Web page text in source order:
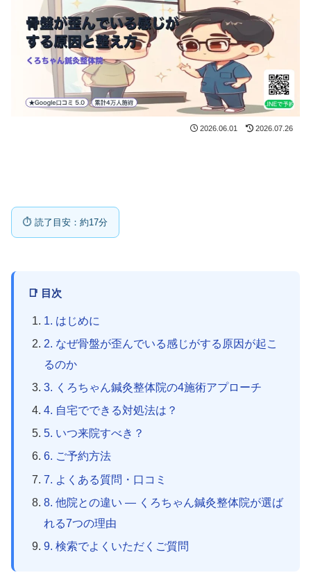
2026.06.01 2026.07.26
⏱ 読了目安：約17分
📑 目次
1. はじめに
2. なぜ骨盤が歪んでいる感じがする原因が起こ
るのか
3. くろちゃん鍼灸整体院の4施術アプローチ
4. 自宅でできる対処法は？
5. いつ来院すべき？
6. ご予約方法
7. よくある質問・口コミ
8. 他院との違い — くろちゃん鍼灸整体院が選ば
れる7つの理由
9. 検索でよくいただくご質問